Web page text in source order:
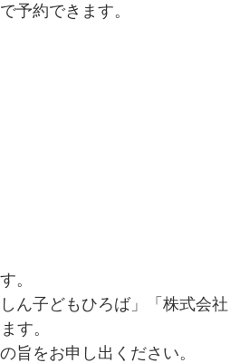
予約できます。
。
ん子どもひろば」「株式会社
す。
旨をお申し出ください。